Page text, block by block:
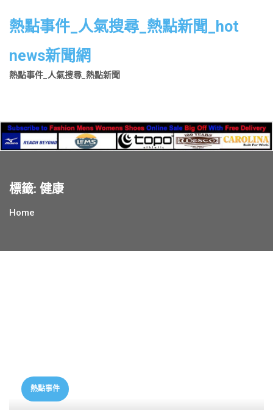
熱點事件_人氣搜尋_熱點新聞_hot
news新聞網
熱點事件_人氣搜尋_熱點新聞
標籤: 健康
Home
熱點事件